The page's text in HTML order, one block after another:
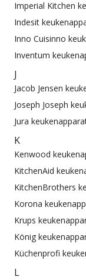
Imperial Kitchen
Indesit
Inno Cuisinno
Inventum
J
Jacob Jensen
Joseph Joseph
Jura
K
Kenwood
KitchenAid
KitchenBrothers
Korona
Krups
König
Küchenprofi
L